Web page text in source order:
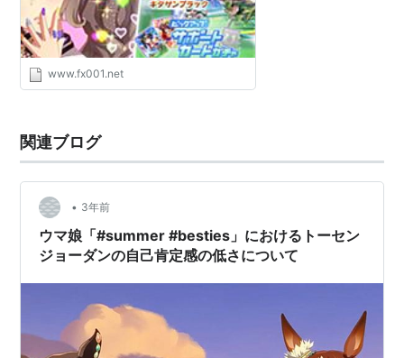
エヴリウィスパー
ノーザンテースト
半弟にトーセンホマレボシがいる。
www.fx001.net
関連ブログ
• 3年前
ウマ娘「#summer #besties」におけるトーセン
ジョーダンの自己肯定感の低さについて